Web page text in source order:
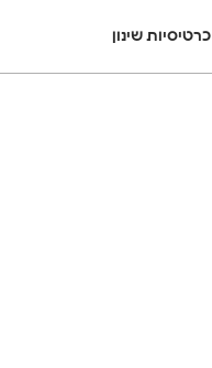
כרטיסיות שינון